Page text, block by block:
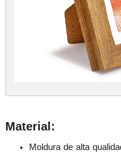
Material:
Moldura de alta